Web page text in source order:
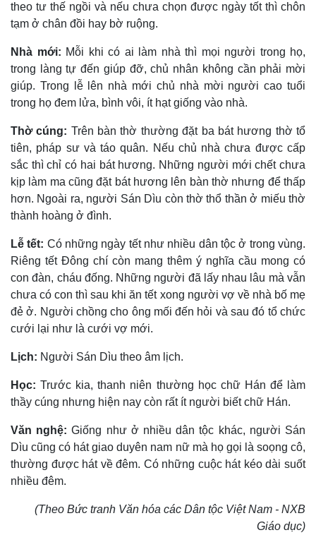
theo tư thế ngồi và nếu chưa chọn được ngày tốt thì chôn
tạm ở chân đồi hay bờ ruộng.
Nhà mới: Mỗi khi có ai làm nhà thì mọi người trong họ,
trong làng tự đến giúp đỡ, chủ nhân không cần phải mời
giúp. Trong lễ lên nhà mới chủ nhà mời người cao tuổi
trong họ đem lửa, bình vôi, ít hạt giống vào nhà.
Thờ cúng: Trên bàn thờ thường đặt ba bát hương thờ tổ
tiên, pháp sư và táo quân. Nếu chủ nhà chưa được cấp
sắc thì chỉ có hai bát hương. Những người mới chết chưa
kịp làm ma cũng đặt bát hương lên bàn thờ nhưng để thấp
hơn. Ngoài ra, người Sán Dìu còn thờ thổ thần ở miếu thờ
thành hoàng ở đình.
Lễ tết: Có những ngày tết như nhiều dân tộc ở trong vùng.
Riêng tết Ðông chí còn mang thêm ý nghĩa cầu mong có
con đàn, cháu đống. Những người đã lấy nhau lâu mà vẫn
chưa có con thì sau khi ăn tết xong người vợ về nhà bố mẹ
đẻ ở. Người chồng cho ông mối đến hỏi và sau đó tổ chức
cưới lại như là cưới vợ mới.
Lịch: Người Sán Dìu theo âm lịch.
Học:Trước kia, thanh niên thường học chữ Hán để làm
thầy cúng nhưng hiện nay còn rất ít người biết chữ Hán.
Văn nghệ: Giống như ở nhiều dân tộc khác, người Sán
Dìu cũng có hát giao duyên nam nữ mà họ gọi là soọng cô,
thường được hát về đêm. Có những cuộc hát kéo dài suốt
nhiều đêm.
(Theo Bức tranh Văn hóa các Dân tộc Việt Nam - NXB
Giáo dục)